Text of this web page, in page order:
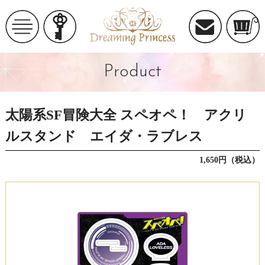
Product
太陽系SF冒険大全 スペオペ！ アクリ
ルスタンド エイダ・ラブレス
1,650円（税込）